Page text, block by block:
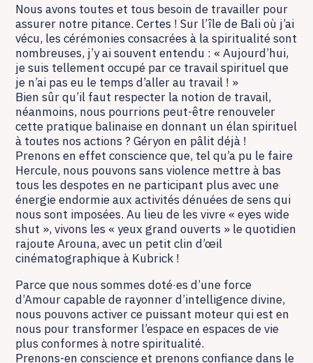
Nous avons toutes et tous besoin de travailler pour
assurer notre pitance. Certes ! Sur l’île de Bali où j’ai
vécu, les cérémonies consacrées à la spiritualité sont
nombreuses, j’y ai souvent entendu : « Aujourd’hui,
je suis tellement occupé par ce travail spirituel que
je n’ai pas eu le temps d’aller au travail ! »
Bien sûr qu’il faut respecter la notion de travail,
néanmoins, nous pourrions peut-être renouveler
cette pratique balinaise en donnant un élan spirituel
à toutes nos actions ? Géryon en pâlit déjà !
Prenons en effet conscience que, tel qu’a pu le faire
Hercule, nous pouvons sans violence mettre à bas
tous les despotes en ne participant plus avec une
énergie endormie aux activités dénuées de sens qui
nous sont imposées. Au lieu de les vivre « eyes wide
shut », vivons les « yeux grand ouverts » le quotidien
rajoute Arouna, avec un petit clin d’œil
cinématographique à Kubrick !
Parce que nous sommes doté·es d’une force
d’Amour capable de rayonner d’intelligence divine,
nous pouvons activer ce puissant moteur qui est en
nous pour transformer l’espace en espaces de vie
plus conformes à notre spiritualité.
Prenons-en conscience et prenons confiance dans le